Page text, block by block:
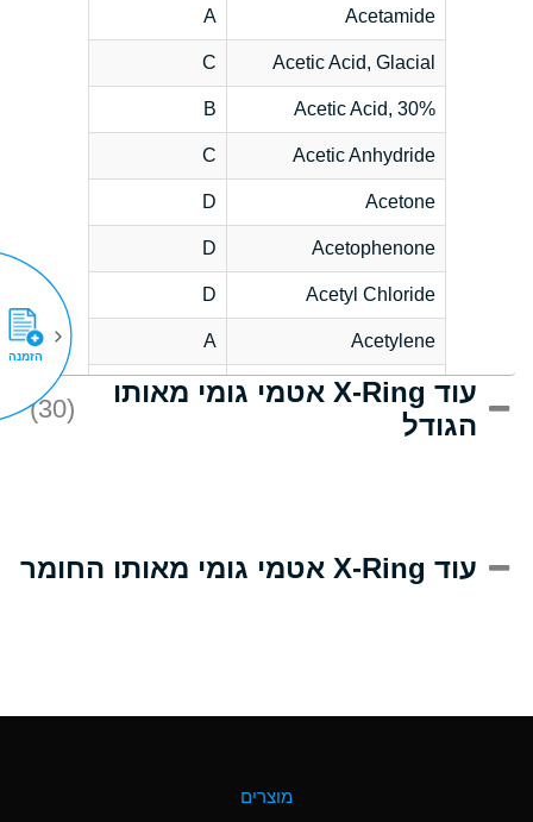
Acetamide
A
Acetic Acid, Glacial
C
Acetic Acid, 30%
B
Acetic Anhydride
C
Acetone
D
Acetophenone
D
Acetyl Chloride
D
Acetylene
A
Acrlylonitrile
D
Adipic Acid
(Aqueous)
עוד X-Ring אטמי גומי מאותו
הגודל
(30)
עוד X-Ring אטמי גומי מאותו החומר
מוצרים
הזמנה